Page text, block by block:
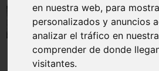
en nuestra web, para
personalizados y anuncios
analizar el tráfico en
comprender de donde
visitantes.
26
Reglamento